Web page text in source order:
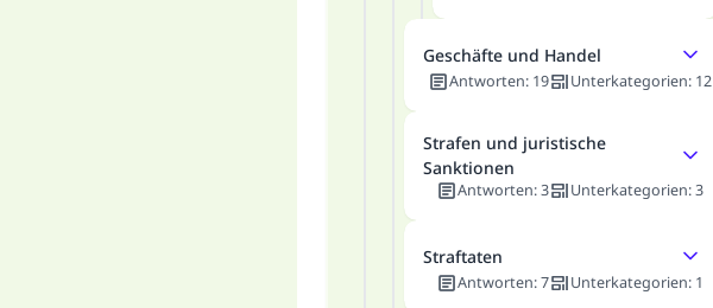
Geschäfte und Handel
Antworten: 19 Unterkategorien: 12
Strafen und juristische
Sanktionen
Antworten:3 Unterkategorien: 3
Straftaten
Antworten:7 Unterkategorien: 1